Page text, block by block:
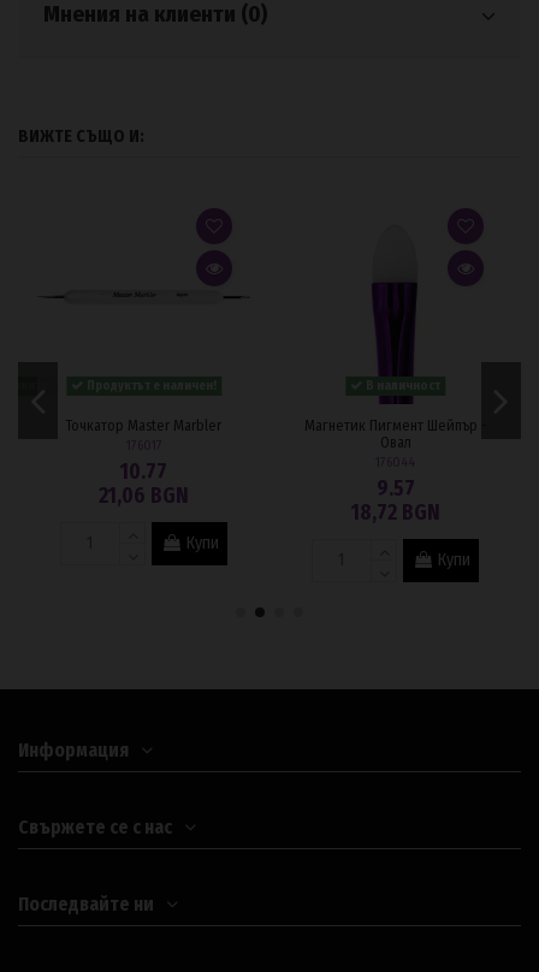
Мнения на клиенти (0)
ВИЖТЕ СЪЩО И:
Точкатор Master Marbler
10.77
21,06 BGN
Купи
Магнетик Пигмент Шейпър -
Овал
9.57
18,72 BGN
Купи
Информация
Свържете се с нас
Последвайте ни